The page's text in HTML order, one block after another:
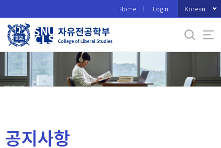
로
메
Home Login Korean
공지사항